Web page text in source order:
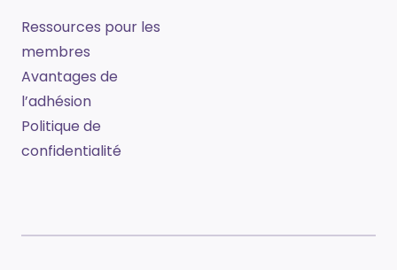
Ressources pour les
membres
Avantages de
l’adhésion
Politique de
confidentialité